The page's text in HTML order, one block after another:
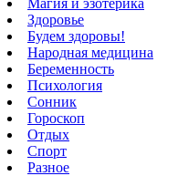
Магия и эзотерика
Здоровье
Будем здоровы!
Народная медицина
Беременность
Психология
Сонник
Гороскоп
Отдых
Спорт
Разное